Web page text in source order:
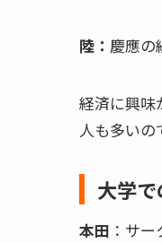
陸： 慶應の
経済に興味
人も多いの
大学で
本田 ：サ